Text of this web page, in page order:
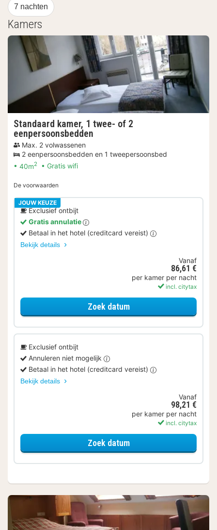
7 nachten
Kamers
Standaard kamer, 1 twee- of 2
eenpersoonsbedden
Max. 2 volwassenen
2 eenpersoonsbedden en 1 tweepersoonsbed
40m2 Gratis wifi
De voorwaarden
JOUW KEUZE
Exclusief ontbijt
Gratis annulatie
Betaal in het hotel (creditcard vereist)
Bekijk details
Vanaf
86,61 €
per kamer per nacht
incl. citytax
Zoek datumvoor Standaard kamer,
Exclusief ontbijt
Annuleren niet mogelijk
Betaal in het hotel (creditcard vereist)
Bekijk details
Vanaf
98,21 €
per kamer per nacht
incl. citytax
Zoek datumvoor Standaard kamer,